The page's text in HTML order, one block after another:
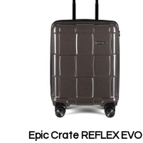
Epic Crate REFLEX EVO